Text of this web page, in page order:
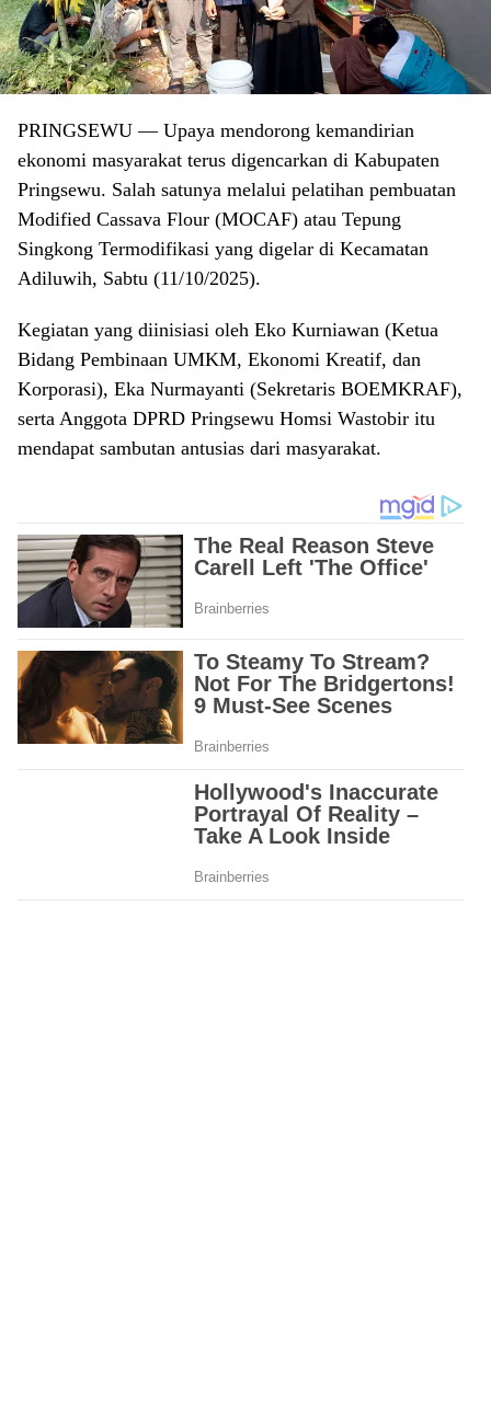
PRINGSEWU — Upaya mendorong kemandirian
ekonomi masyarakat terus digencarkan di Kabupaten
Pringsewu. Salah satunya melalui pelatihan pembuatan
Modified Cassava Flour (MOCAF) atau Tepung
Singkong Termodifikasi yang digelar di Kecamatan
Adiluwih, Sabtu (11/10/2025).
Kegiatan yang diinisiasi oleh Eko Kurniawan (Ketua
Bidang Pembinaan UMKM, Ekonomi Kreatif, dan
Korporasi), Eka Nurmayanti (Sekretaris BOEMKRAF),
serta Anggota DPRD Pringsewu Homsi Wastobir itu
mendapat sambutan antusias dari masyarakat.